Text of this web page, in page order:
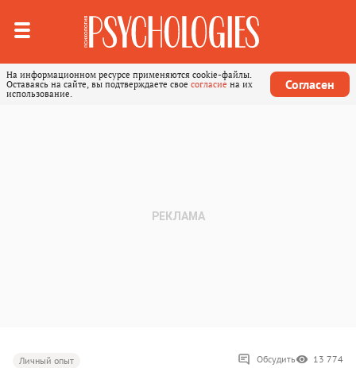
На информационном ресурсе применяются cookie-файлы.
Оставаясь на сайте, вы подтверждаете свое согласие на их
использование.
Согласен
Личный опыт Обсудить 13 774